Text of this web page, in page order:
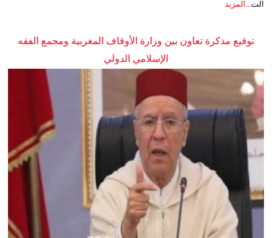
الت... المزيد
توقيع مذكرة تعاون بين وزارة الأوقاف المغربية ومجمع الفقه
الإسلامي الدولي